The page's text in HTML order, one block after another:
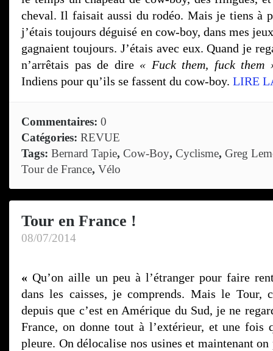
cheval. Il faisait aussi du rodéo. Mais je tiens à
j’étais toujours déguisé en cow-boy, dans mes
gagnaient toujours. J’étais avec eux. Quand je
n’arrêtais pas de dire « Fuck them, fuck them
Indiens pour qu’ils se fassent du cow-boy. LIRE
Commentaires: 0
Catégories: REVUE
Tags: Bernard Tapie, Cow-Boy, Cyclisme, Greg
Tour de France, Vélo
Tour en France !
08/07/2014
« Qu’on aille un peu à l’étranger pour faire
dans les caisses, je comprends. Mais le Tour,
depuis que c’est en Amérique du Sud, je ne
France, on donne tout à l’extérieur, et une fois
pleure. On délocalise nos usines et maintenant on